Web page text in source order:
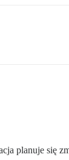
planuje